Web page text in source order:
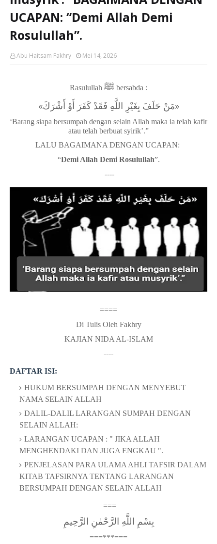
UCAPAN: “Demi Allah Demi
Rosulullah”.
Abu Haitsam Fakhry Mei 14, 2026
Rasulullah ﷺ bersabda :
«‌مَنْ ‌حَلَفَ ‌بِغَيْرِ ‌اللَّهِ ‌فَقَدْ ‌كَفَرَ ‌أَوْ ‌أَشْرَكَ»
‘Barang siapa bersumpah dengan selain Allah maka ia telah kafir
atau telah berbuat syirik’.”
LALU BAGAIMANA DENGAN UCAPAN:
“Demi Allah Demi Rosulullah”.
----
====
Di Tulis Oleh Fakhry
KAJIAN NIDA AL-ISLAM
----
DAFTAR ISI:
HUKUM BERSUMPAH DENGAN MENYEBUT
NAMA SELAIN ALLAH
DALIL-DALIL LARANGAN SUMPAH DENGAN
SELAIN ALLAH:
LARANGAN UCAPAN : " JIKA ALLAH
MENGHENDAKI DAN JUGA ENGKAU ".
PENJELASAN PARA ULAMA AHLI TAFSIR DALAM
KITAB TAFSIRNYA TENTANG LARANGAN
BERSUMPAH DENGAN SELAIN ALLAH
===
بِسْمِ اللَّهِ الرَّحْمٰنِ الرَّحِيمِ
===***===